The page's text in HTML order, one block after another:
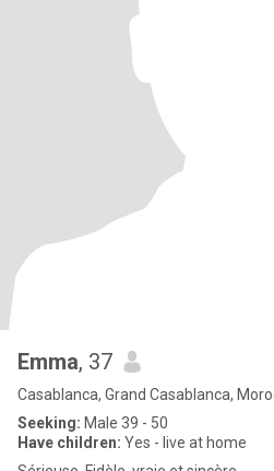
Emma, 37
Casablanca, Grand Casablanca,
Seeking: Male 39 - 50
Have children: Yes - live at home